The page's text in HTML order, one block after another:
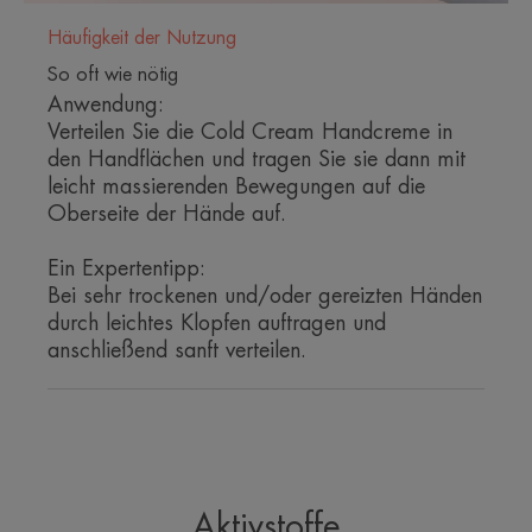
klebenden Finish.
Nutzen
• Nährt intensiv für 24-Stunden
24 Stunden
• Schützt die Haut dank ihrer Zusammensetzung
auf Basis einer Cold Cream natürlichen Ursprungs
Häufigkeit der Nutzung
So oft wie nötig
Anwendung:
Verteilen Sie die Cold Cream Handcreme in
den Handflächen und tragen Sie sie dann mit
leicht massierenden Bewegungen auf die
Oberseite der Hände auf.
Ein Expertentipp:
Bei sehr trockenen und/oder gereizten Händen
durch leichtes Klopfen auftragen und
anschließend sanft verteilen.